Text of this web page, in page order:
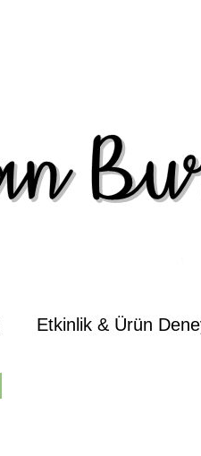
Etkinlik & Ürün